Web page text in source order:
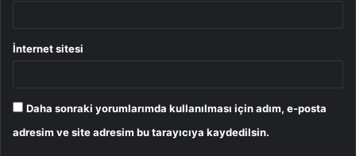
İnternet sitesi
Daha sonraki yorumlarımda kullanılması için adım, e-posta
adresim ve site adresim bu tarayıcıya kaydedilsin.